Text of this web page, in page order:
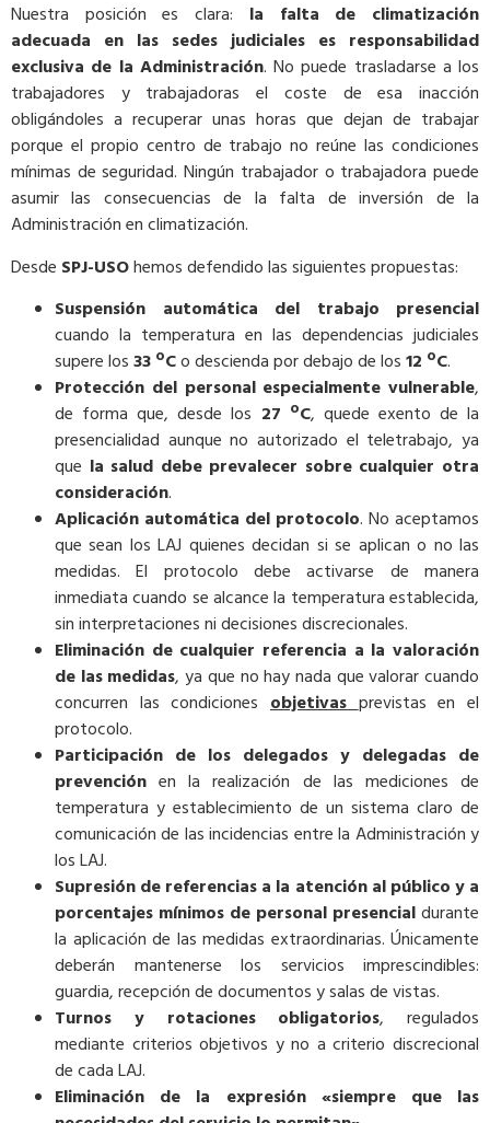
Nuestra posición es clara: la falta de climatización
adecuada en las sedes judiciales es responsabilidad
exclusiva de la Administración. No puede trasladarse a los
trabajadores y trabajadoras el coste de esa inacción
obligándoles a recuperar unas horas que dejan de trabajar
porque el propio centro de trabajo no reúne las condiciones
mínimas de seguridad. Ningún trabajador o trabajadora puede
asumir las consecuencias de la falta de inversión de la
Administración en climatización.
Desde SPJ-USOhemos defendido las siguientes propuestas:
Suspensión automática del trabajo presencial
cuando la temperatura en las dependencias judiciales
supere los33 ºCo descienda por debajo de los12 ºC.
Protección del personal especialmente vulnerable,
de forma que, desde los 27 ºC, quede exento de la
presencialidad aunque no autorizado el teletrabajo, ya
que la salud debe prevalecer sobre cualquier otra
consideración.
Aplicación automática del protocolo. No aceptamos
que sean los LAJ quienes decidan si se aplican o no las
medidas. El protocolo debe activarse de manera
inmediata cuando se alcance la temperatura establecida,
sin interpretaciones ni decisiones discrecionales.
Eliminación de cualquier referencia a la valoración
de las medidas, ya que no hay nada que valorar cuando
concurren las condiciones objetivas previstas en el
protocolo.
Participación de los delegados y delegadas de
prevención en la realización de las mediciones de
temperatura y establecimiento de un sistema claro de
comunicación de las incidencias entre la Administración y
los LAJ.
Supresión de referencias a la atención al público y a
porcentajes mínimos de personal presencialdurante
la aplicación de las medidas extraordinarias. Únicamente
deberán mantenerse los servicios imprescindibles:
guardia, recepción de documentos y salas de vistas.
Turnos y rotaciones obligatorios, regulados
mediante criterios objetivos y no a criterio discrecional
de cada LAJ.
Eliminación de la expresión «siempre que las